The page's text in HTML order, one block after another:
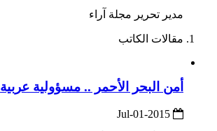
مدير تحرير مجلة آراء
مقالات الكاتب
أمن البحر الأحمر .. مسؤولية عربية